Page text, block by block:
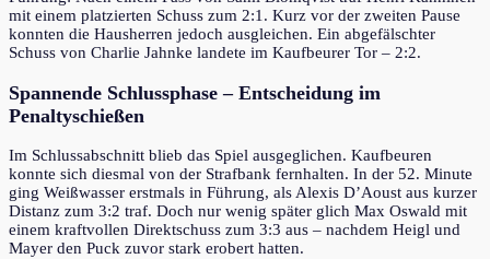
mit einem platzierten Schuss zum 2:1. Kurz vor der zweiten Pause
konnten die Hausherren jedoch ausgleichen. Ein abgefälschter
Schuss von Charlie Jahnke landete im Kaufbeurer Tor – 2:2.
Spannende Schlussphase – Entscheidung im
Penaltyschießen
Im Schlussabschnitt blieb das Spiel ausgeglichen. Kaufbeuren
konnte sich diesmal von der Strafbank fernhalten. In der 52. Minute
ging Weißwasser erstmals in Führung, als Alexis D’Aoust aus kurzer
Distanz zum 3:2 traf. Doch nur wenig später glich Max Oswald mit
einem kraftvollen Direktschuss zum 3:3 aus – nachdem Heigl und
Mayer den Puck zuvor stark erobert hatten.